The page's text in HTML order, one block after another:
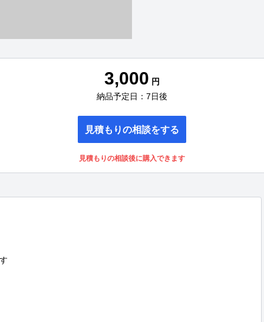
3,000 円
納品予定日：7日後
見積もりの相談をする
見積もりの相談後に購入できます